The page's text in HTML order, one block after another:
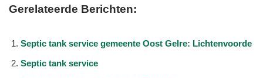
Gerelateerde Berichten:
Septic tank service gemeente Oost Gelre: Lichtenvoorde
Septic tank service